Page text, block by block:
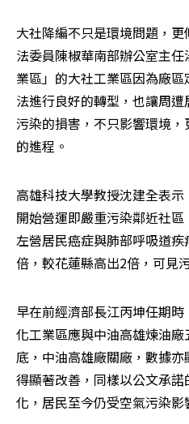
大社降編不只是環境問題，
法委員陳椒華南部辦公室主
業區」的大社工業區因為廠
法進行良好的轉型，也讓周
污染的損害，不只影響環境
的進程。
高雄科技大學教授沈建全表
開始營運即嚴重污染鄰近社
左營居民癌症與肺部呼吸道
倍，較花蓮縣高出2倍，可見
早在前經濟部長江丙坤任期
化工業區應與中油高雄煉油
底，中油高雄廠關廠，數據
得顯著改善，同樣以公文承
化，居民至今仍受空氣污染影